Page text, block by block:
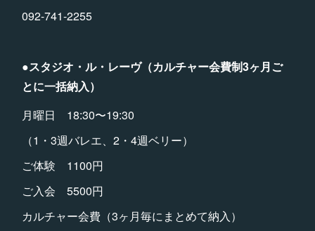
092-741-2255
●スタジオ・ル・レーヴ（カルチャー会費制3ヶ月ご
とに一括納入）
月曜日 18:30〜19:30
（1・3週バレエ、2・4週ベリー）
ご体験 1100円
ご入会 5500円
カルチャー会費（3ヶ月毎にまとめて納入）